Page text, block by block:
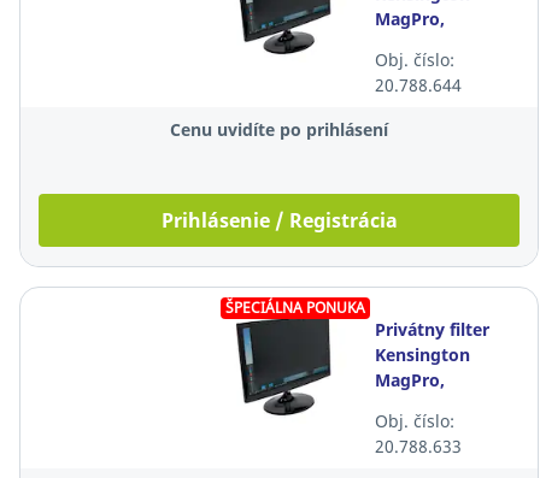
MagPro,
(16:9)
Obj. číslo:
20.788.644
Cenu uvidíte po prihlásení
Prihlásenie / Registrácia
ŠPECIÁLNA PONUKA
Privátny filter
Kensington
MagPro,
(16:9)
Obj. číslo:
20.788.633